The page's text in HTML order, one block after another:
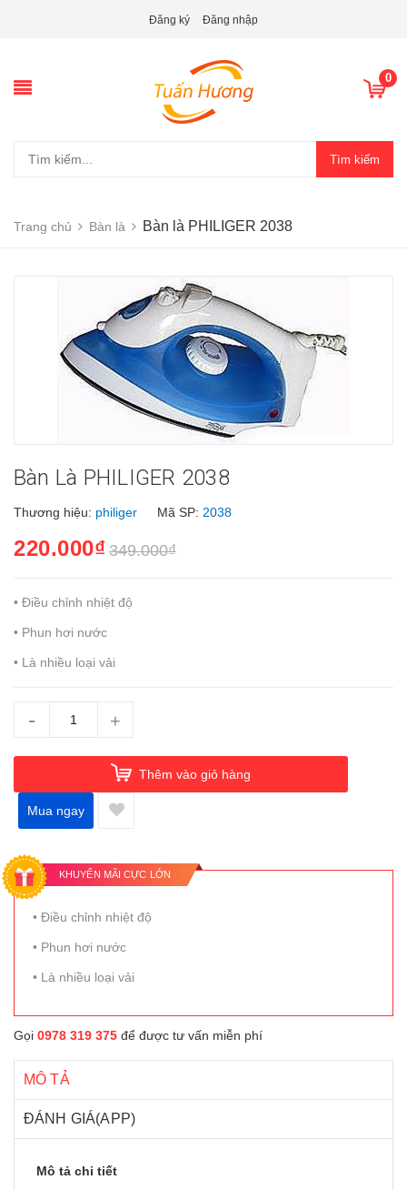
Đăng ký Đăng nhập
0
Tìm kiếm
Trang chủ Bàn là Bàn là PHILIGER 2038
Bàn Là PHILIGER 2038
Thương hiệu: philiger Mã SP: 2038
220.000₫ 349.000₫
• Điều chỉnh nhiệt độ
• Phun hơi nước
• Là nhiều loại vải
- +
Thêm vào giỏ hàng
Mua ngay
KHUYẾN MÃI CỰC LỚN
• Điều chỉnh nhiệt độ
• Phun hơi nước
• Là nhiều loại vải
Gọi 0978 319 375 để được tư vấn miễn phí
MÔ TẢ
ĐÁNH GIÁ(APP)
Mô tả chi tiết